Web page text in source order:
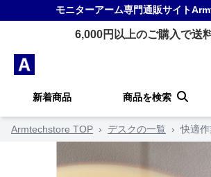
モニターアーム専門通販サイト
6,000円以上のご購入で送
新着商品 商品を検索
Armtechstore TOP › デスクの一覧 › 快適